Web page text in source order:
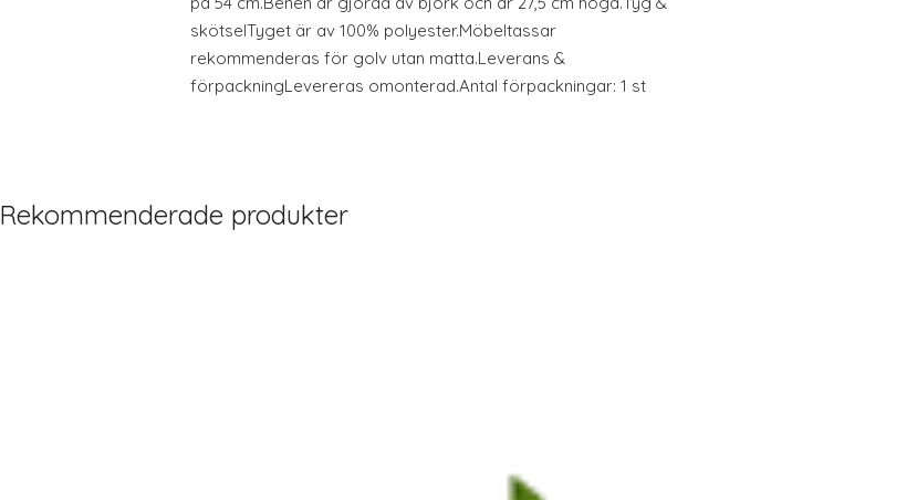
skötselTyget är av 100% polyester.Möbeltassar
rekommenderas för golv utan matta.Leverans &
förpackningLevereras omonterad.Antal förpackningar: 1 st
Rekommenderade produkter